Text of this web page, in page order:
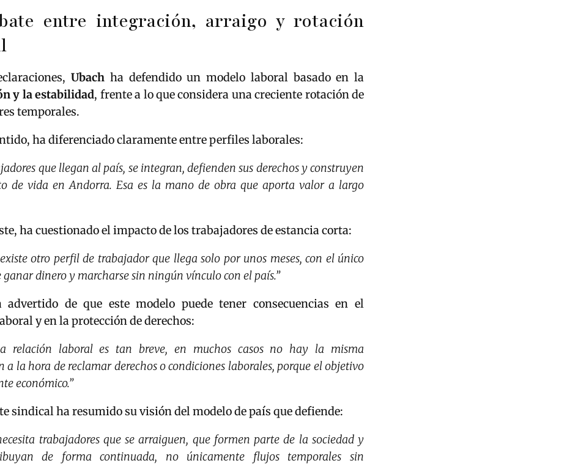
entre integración, arraigo y rotación
Ubach ha defendido un modelo laboral basado en la
y la estabilidad, frente a lo que considera una creciente rotación de
temporales.
ha diferenciado claramente entre perfiles laborales:
que llegan al país, se integran, defienden sus derechos y construyen
de vida en Andorra. Esa es la mano de obra que aporta valor a largo
ha cuestionado el impacto de los trabajadores de estancia corta:
otro perfil de trabajador que llega solo por unos meses, con el único
dinero y marcharse sin ningún vínculo con el país.”
advertido de que este modelo puede tener consecuencias en el
y en la protección de derechos:
relación laboral es tan breve, en muchos casos no hay la misma
a la hora de reclamar derechos o condiciones laborales, porque el objetivo
económico.”
sindical ha resumido su visión del modelo de país que defiende:
trabajadores que se arraiguen, que formen parte de la sociedad y
de forma continuada, no únicamente flujos temporales sin